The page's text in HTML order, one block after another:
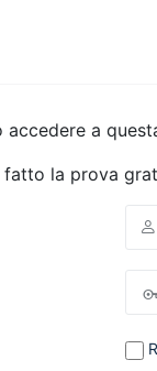
a
fatto la prova